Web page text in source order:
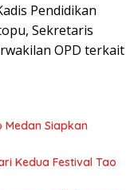
Pendidikan
Sekretaris
OPD terkait
Medan Siapkan
Kedua Festival Tao